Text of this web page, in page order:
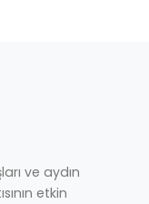
ve aydın
etkin